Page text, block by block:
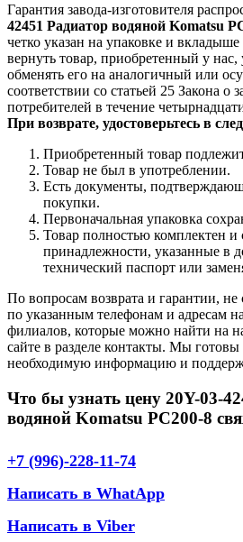
Гарантия завода-изготовителя
42451 Радиатор водяной Komatsu
четко указан на упаковке и
вернуть товар, приобретенный у нас,
обменять его на аналогичный или
соответствии со статьей 25 Закона о
потребителей в течение
При возврате, удостоверьтесь в
Приобретенный товар
Товар не был в употреблении.
Есть документы,
покупки.
Первоначальная упаковка
Товар полностью комплектен и
принадлежности, указанные в
технический паспорт или
По вопросам возврата и гарантии, не
по указанным телефонам и адресам
филиалов, которые можно найти на
сайте в разделе контакты. Мы
необходимую информацию и
Что бы узнать цену 20Y-03-
водяной Komatsu PC200-8
+7 (996)-228-11-74
Написать в WhatApp
Написать в Viber